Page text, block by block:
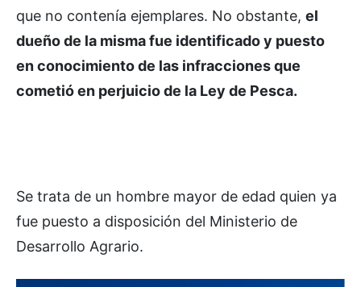
que no contenía ejemplares. No obstante, el
dueño de la misma fue identificado y puesto
en conocimiento de las infracciones que
cometió en perjuicio de la Ley de Pesca.
Se trata de un hombre mayor de edad quien ya
fue puesto a disposición del Ministerio de
Desarrollo Agrario.